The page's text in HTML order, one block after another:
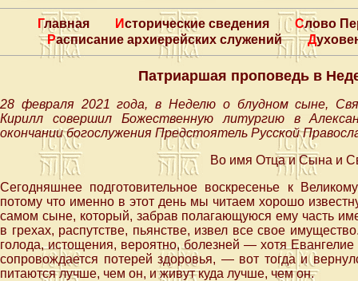
Главная Исторические сведения
Слово
Расписание архиерейских служений
Патриаршая проповедь в
28 февраля 2021 года, в Неделю о блудном сыне,
Кирилл совершил Божественную литургию
в
окончании богослужения Предстоятель Русской
Во имя Отца и Сына и
Сегодняшнее подготовительное воскресенье к
потому что именно в этот день мы читаем хорошо
самом сыне, который, забрав полагающуюся ему часть
в грехах, распутстве, пьянстве, извел все свое
голода, истощения, вероятно, болезней — хотя
сопровождается потерей здоровья, — вот тогда и
питаются лучше, чем он, и живут куда лучше, чем он.